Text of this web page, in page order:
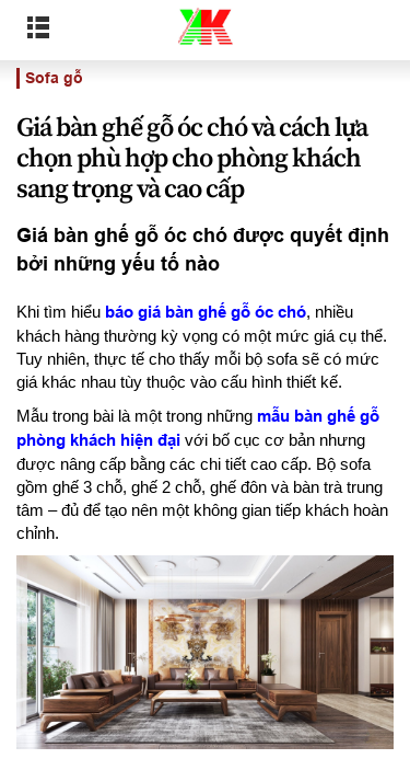
Sofa gỗ
Giá bàn ghế gỗ óc chó và cách lựa
chọn phù hợp cho phòng khách
sang trọng và cao cấp
Giá bàn ghế gỗ óc chó được quyết định
bởi những yếu tố nào
Khi tìm hiểu báo giá bàn ghế gỗ óc chó, nhiều
khách hàng thường kỳ vọng có một mức giá cụ thể.
Tuy nhiên, thực tế cho thấy mỗi bộ sofa sẽ có mức
giá khác nhau tùy thuộc vào cấu hình thiết kế.
Mẫu trong bài là một trong những mẫu bàn ghế gỗ
phòng khách hiện đại với bố cục cơ bản nhưng
được nâng cấp bằng các chi tiết cao cấp. Bộ sofa
gồm ghế 3 chỗ, ghế 2 chỗ, ghế đôn và bàn trà trung
tâm – đủ để tạo nên một không gian tiếp khách hoàn
chỉnh.